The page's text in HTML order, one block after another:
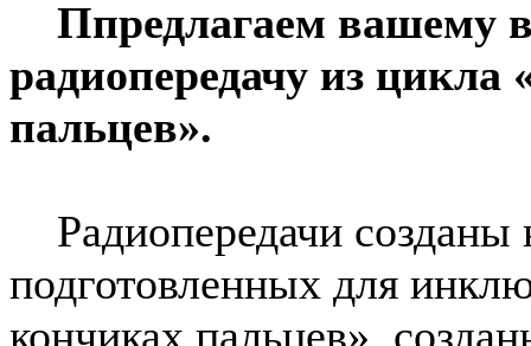
Ппредлагаем вашему
радиопередачу из цикла
пальцев».
Радиопередачи созданы
подготовленных для
кончиках пальцев»,